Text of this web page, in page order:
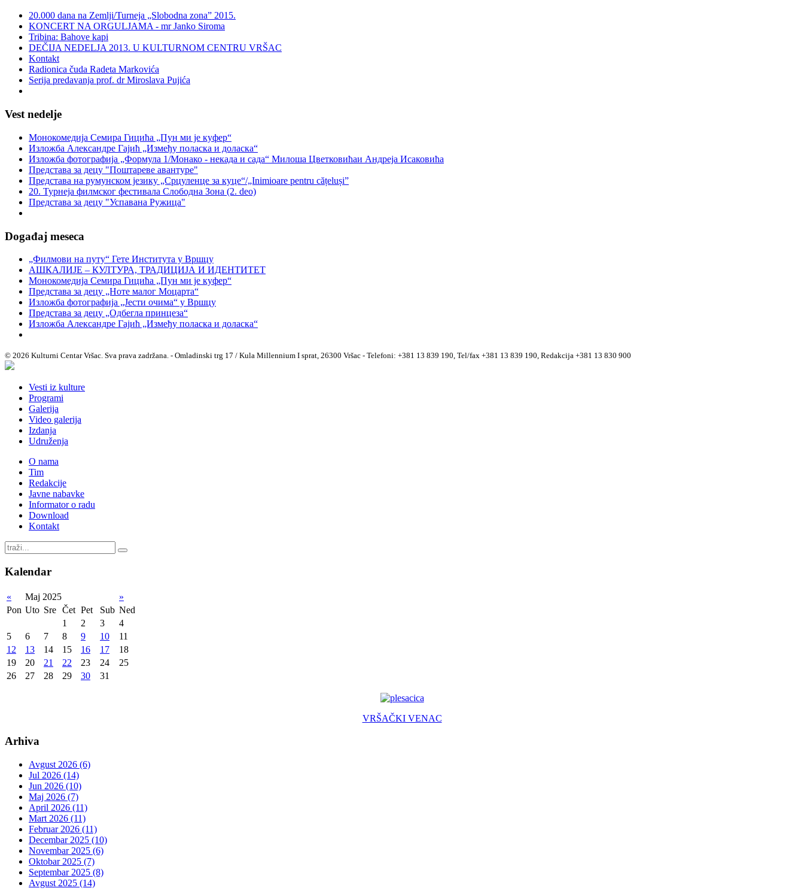
20.000 dana na Zemlji/Turneja „Slobodna zona” 2015.
KONCERT NA ORGULJAMA - mr Janko Siroma
Tribina: Bahove kapi
DEČIJA NEDELJA 2013. U KULTURNOM CENTRU VRŠAC
Kontakt
Radionica čuda Radeta Markovića
Serija predavanja prof. dr Miroslava Pujića
Vest nedelje
Монокомедија Семира Гицића „Пун ми је куфер“
Изложба Александре Гајић „Између поласка и доласка“
Изложба фотографија „Формула 1/Монако - некада и сада“ Милоша Цветковићаи Андреја Исаковића
Представа за децу "Поштареве авантуре"
Представа на румунском језику „Срцуленце за куце“/„Inimioare pentru cățeluși”
20. Турнеја филмског фестивала Слободна Зона (2. deo)
Представа за децу "Успавана Ружица"
Događaj meseca
„Филмови на путу“ Гетe Института у Вршцу
АШКАЛИЈЕ – КУЛТУРА, ТРАДИЦИЈА И ИДЕНТИТЕТ
Монокомедија Семира Гицића „Пун ми је куфер“
Представа за децу „Ноте малог Моцарта“
Изложба фотографија „Јести очима“ у Вршцу
Представа за децу „Одбегла принцеза“
Изложба Александре Гајић „Између поласка и доласка“
© 2026 Kulturni Centar Vršac. Sva prava zadržana. - Omladinski trg 17 / Kula Millennium I sprat, 26300 Vršac - Telefoni: +381 13 839 190, Tel/fax +381 13 839 190, Redakcija +381 13 830 900
Vesti iz kulture
Programi
Galerija
Video galerija
Izdanja
Udruženja
O nama
Tim
Redakcije
Javne nabavke
Informator o radu
Download
Kontakt
Kalendar
« Maj 2025
»
Pon Uto Sre Čet Pet Sub Ned
1
2 3
4
5
6 7 8 9 10
11
12
13 14 15 16 17
18
19
20 21 22 23 24
25
26
27 28 29 30 31
VRŠAČKI VENAC
Arhiva
Avgust 2026 (6)
Jul 2026 (14)
Jun 2026 (10)
Maj 2026 (7)
April 2026 (11)
Mart 2026 (11)
Februar 2026 (11)
Decembar 2025 (10)
Novembar 2025 (6)
Oktobar 2025 (7)
Septembar 2025 (8)
Avgust 2025 (14)